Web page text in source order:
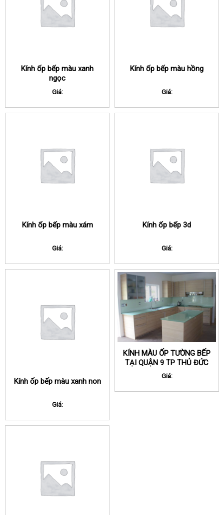
Kính ốp bếp màu xanh
ngọc
Giá:
Kính ốp bếp màu hồng
Giá:
Kính ốp bếp màu xám
Giá:
Kính ốp bếp 3d
Giá:
Kính ốp bếp màu xanh non
Giá:
KÍNH MÀU ỐP TƯỜNG BẾP
TẠI QUẬN 9 TP THỦ ĐỨC
Giá: